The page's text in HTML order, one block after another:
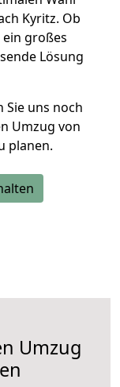
Kyritz. Ob
großes
Lösung
uns noch
Umzug von
planen.
Umzug